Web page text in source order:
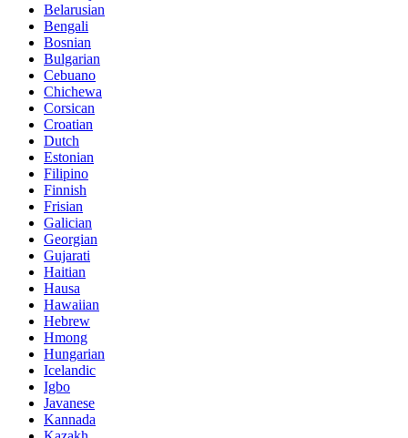
Belarusian
Bengali
Bosnian
Bulgarian
Cebuano
Chichewa
Corsican
Croatian
Dutch
Estonian
Filipino
Finnish
Frisian
Galician
Georgian
Gujarati
Haitian
Hausa
Hawaiian
Hebrew
Hmong
Hungarian
Icelandic
Igbo
Javanese
Kannada